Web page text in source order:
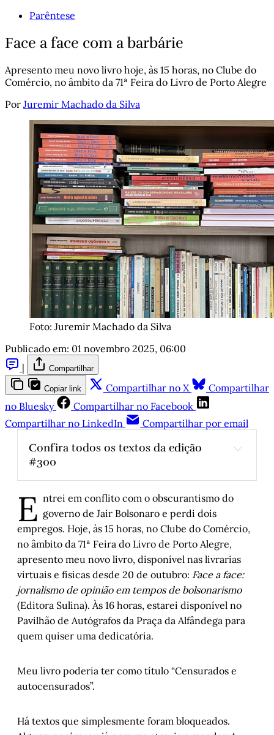
Parêntese
Face a face com a barbárie
Apresento meu novo livro hoje, às 15 horas, no Clube do
Comércio, no âmbito da 71ª Feira do Livro de Porto Alegre
Por Juremir Machado da Silva
Foto: Juremir Machado da Silva
Publicado em: 01 novembro 2025, 06:00
|
Compartilhar
Copiar link Compartilhar no X
Compartilhar
no Bluesky
Compartilhar no Facebook
Compartilhar no LinkedIn
Compartilhar por email
Confira todos os textos da edição
#300
Clássicos de agora e de sempre, por Luís
Augusto Fischer
O que pensam os escritores gaúchos mais
lidos do século 21, por Luís Augusto Fischer
Sobre a elitização da leitura numa livraria
de shopping e a invisibilidade das livrarias
de rua
, por Marlon Pires Ramos
O fim da literatura é o fim do mundo, por
Paulo Damin
É verdade esse bilete?, por Gonçalo Ferraz
na cidade , por Luís Augusto Fischer
Face a face com a barbárie
A coisa certa a fazer – Capítulo 10: Enfim, o
estrangeiro , por Stela Rates
E ntrei em conflito com o obscurantismo do
governo de Jair Bolsonaro e perdi dois
empregos. Hoje, às 15 horas, no Clube do Comércio,
no âmbito da 71ª Feira do Livro de Porto Alegre,
apresento meu novo livro, disponível nas livrarias
virtuais e físicas desde 20 de outubro: Face a face:
jornalismo de opinião em tempos de bolsonarismo
(Editora Sulina). Às 16 horas, estarei disponível no
Pavilhão de Autógrafos da Praça da Alfândega para
quem quiser uma dedicatória.
Meu livro poderia ter como título “Censurados e
autocensurados”.
Há textos que simplesmente foram bloqueados.